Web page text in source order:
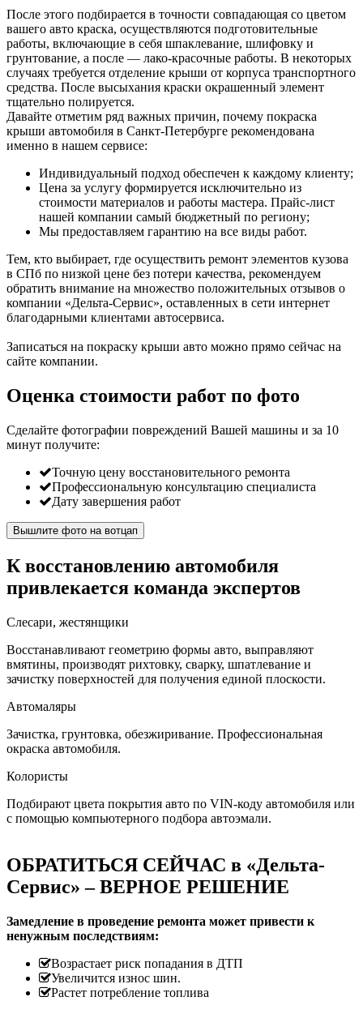
После этого подбирается в точности совпадающая со цветом
вашего авто краска, осуществляются подготовительные
работы, включающие в себя шпаклевание, шлифовку и
грунтование, а после — лако-красочные работы. В некоторых
случаях требуется отделение крыши от корпуса транспортного
средства. После высыхания краски окрашенный элемент
тщательно полируется.
Давайте отметим ряд важных причин, почему покраска
крыши автомобиля в Санкт-Петербурге рекомендована
именно в нашем сервисе:
Индивидуальный подход обеспечен к каждому клиенту;
Цена за услугу формируется исключительно из
стоимости материалов и работы мастера. Прайс-лист
нашей компании самый бюджетный по региону;
Мы предоставляем гарантию на все виды работ.
Тем, кто выбирает, где осуществить ремонт элементов кузова
в СПб по низкой цене без потери качества, рекомендуем
обратить внимание на множество положительных отзывов о
компании «Дельта-Сервис», оставленных в сети интернет
благодарными клиентами автосервиса.
Записаться на покраску крыши авто можно прямо сейчас на
сайте компании.
Оценка стоимости работ по фото
Сделайте фотографии повреждений Вашей машины и за 10
минут получите:
Точную цену восстановительного ремонта
Профессиональную консультацию специалиста
Дату завершения работ
Вышлите фото на вотцап
К восстановлению автомобиля
привлекается команда экспертов
Слесари, жестянщики
Восстанавливают геометрию формы авто, выправляют
вмятины, производят рихтовку, сварку, шпатлевание и
зачистку поверхностей для получения единой плоскости.
Автомаляры
Зачистка, грунтовка, обезжиривание. Профессиональная
окраска автомобиля.
Колористы
Подбирают цвета покрытия авто по VIN-коду автомобиля или
с помощью компьютерного подбора автоэмали.
ОБРАТИТЬСЯ СЕЙЧАС в «Дельта-
Сервис» – ВЕРНОЕ РЕШЕНИЕ
Замедление в проведение ремонта может привести к
ненужным последствиям:
Возрастает риск попадания в ДТП
Увеличится износ шин.
Растет потребление топлива